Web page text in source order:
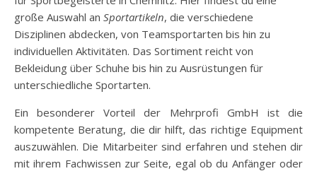
große Auswahl an Sportartikeln, die verschiedene
Disziplinen abdecken, von Teamsportarten bis hin zu
individuellen Aktivitäten. Das Sortiment reicht von
Bekleidung über Schuhe bis hin zu Ausrüstungen für
unterschiedliche Sportarten.
Ein besonderer Vorteil der Mehrprofi GmbH ist die
kompetente Beratung, die dir hilft, das richtige Equipment
auszuwählen. Die Mitarbeiter sind erfahren und stehen dir
mit ihrem Fachwissen zur Seite, egal ob du Anfänger oder